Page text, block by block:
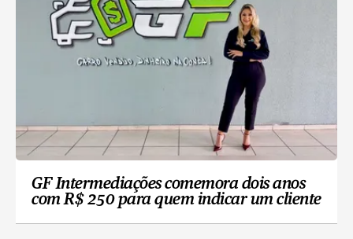
GF Intermediações comemora dois anos
com R$ 250 para quem indicar um cliente